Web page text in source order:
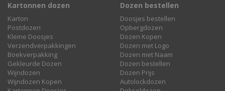
Kartonnen dozen
Karton
Postdozen
Kleine Doosjes
Verzendverpakkingen
Boekverpakking
Gekleurde Dozen
Wijndozen
Wijndozen Kopen
Dozen bestellen
Doosjes bestellen
Opbergdozen
Dozen Kopen
Dozen met Logo
Dozen met Naam
Dozen bestellen
Dozen Prijs
Autolockdozen